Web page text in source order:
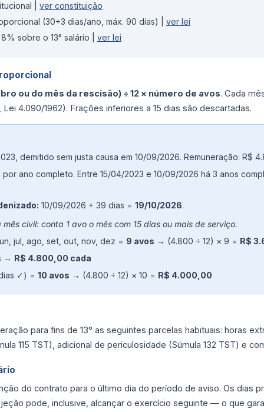
| ver constituição
(30+3 dias/ano, máx. 90 dias) | ver lei
sobre o 13° salário | ver lei
ou do mês da rescisão) ÷ 12 × número de avos. Cada
4.090/1962). Frações inferiores a 15 dias são descartadas.
demitido sem justa causa em 10/09/2026. Remuneração: R$
por ano completo. Entre 15/04/2023 e 10/09/2026 há 3 anos
10/09/2026 + 39 dias = 19/10/2026.
civil: conta 1 avo o mês com 15 dias ou mais de serviço.
jul, ago, set, out, nov, dez = 9 avos → (4.800 ÷ 12) × 9 = R$
→ R$ 4.800,00 cada
✓) = 10 avos → (4.800 ÷ 12) × 10 = R$ 4.000,00
para fins de 13° as seguintes parcelas habituais: horas
115 TST), adicional de periculosidade (Súmula 132 TST) e
do contrato para o último dia do período de aviso. Os dias
pode, inclusive, alcançar o exercício seguinte — o que